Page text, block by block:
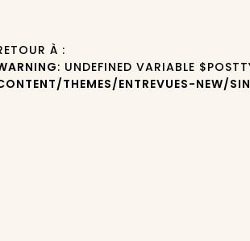
À :
: UNDEFINED VARIABLE
THEMES/ENTREVUES-NEW/